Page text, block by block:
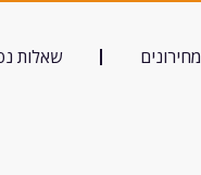
מחירונים שאלות